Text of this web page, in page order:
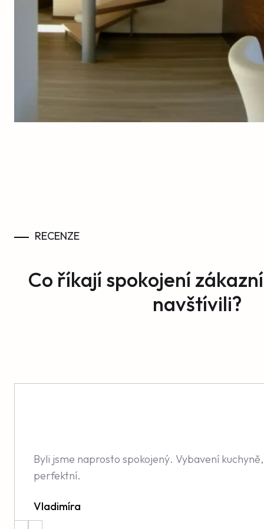
RECENZE
Co říkají spokojení
navštívili?
Byli jsme naprosto spokojený. Vybavení
perfektní.
Vladimíra